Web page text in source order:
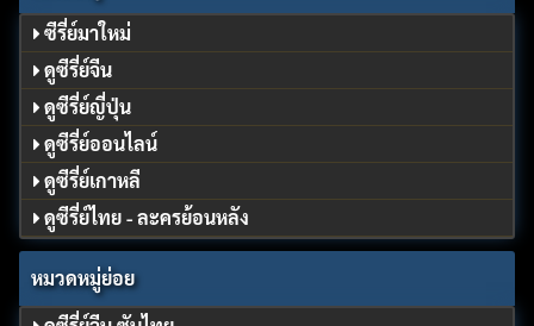
ซีรี่ย์มาใหม่
ดูซีรี่ย์จีน
ดูซีรี่ย์ญี่ปุ่น
ดูซีรี่ย์ออนไลน์
ดูซีรี่ย์เกาหลี
ดูซีรี่ย์ไทย - ละครย้อนหลัง
หมวดหมู่ย่อย